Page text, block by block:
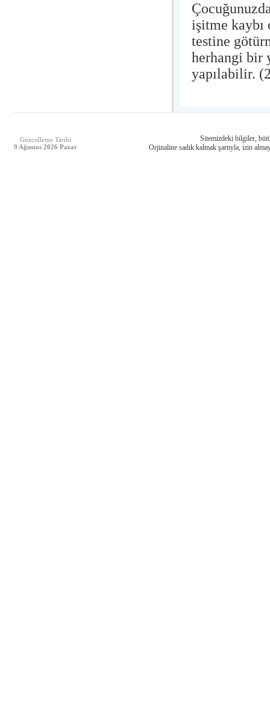
işitme
testine
herhangi bir
yapılabilir.
Güncelleme Tarihi
9 Ağustos 2026 Pazar
Sitemizdeki bilgiler,
Orjinaline sadık kalmak şartıyla, izin